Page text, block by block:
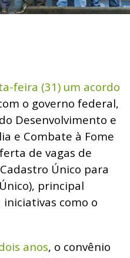
feira (31) um acordo
o governo federal,
Desenvolvimento e
e Combate à Fome
de vagas de
Único para
principal
como o
anos, o convênio